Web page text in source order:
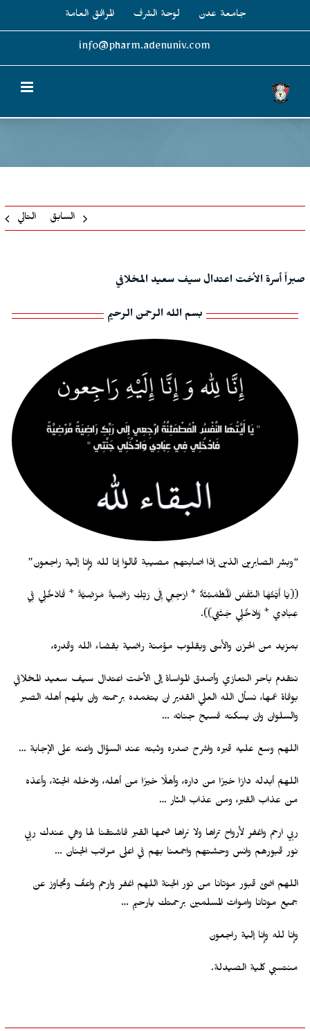
جامعة عدن لوحة الشرف المرافق العامة
info@pharm.adenuniv.com
السابق التالي
صبراً أسرة الأخت اعتدال سيف سعيد المخلافي
بسم الله الرحمن الرحيم
“وبشر الصابرين الذين إذا اصابتهم مصيبة قالوا إنا لله وإنا إلية راجعون”
((يَا أَيَّتُهَا النَّفْسُ الْمُطْمَئِنَّةُ * ارْجِعِي إِلَى رَبِّكِ رَاضِيَةً مَرْضِيَّةً * فَادْخُلِي فِي
عِبَادِي * وَادْخُلِي جَنَّتِي)).
بمزيد من الحزن والأسى وبقلوب مؤمنة راضية بقضاء الله وقدره،
نتقدم باحر التعازي وأصدق المواساة إلى الأخت اعتدال سيف سعيد المخلافي
بوفاة عمها، نسأل الله العلي القدير ان يتغمده برحمته وان يلهم أهله الصبر
والسلوان وان يسكنه فسيح جناته …
اللهم وسع عليه قبره واشرح صدره وثبته عند السؤال واعنه على الإجابة …
اللهمّ أبدله دارًا خيرًا من داره، وأهلًا خيرًا من أهله، وادخله الجنّة، وأعذه
من عذاب القبر، ومن عذاب النّار …
ربي ارحم واغفر لأرواح تراها ولا نراها ضمها القبر فاشتقنا لها وهي عندك ربي
نور قبورهم وانس وحشتهم واجمعنا بهم في اعلى مراتب الجنان …
اللهم اضئ قبور موتانا من نور الجنة اللهم اغفر وارحم واعفُ وتجاوز عن
جميع موتانا واموات المسلمين برحمتك يارحيم …
وإنا لله وإنا إلية راجعون
منتسبي كلية الصيدلة.